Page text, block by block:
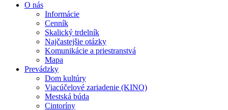
O nás
Informácie
Cenník
Skalický trdelník
Najčastejšie otázky
Komunikácie a priestranstvá
Mapa
Prevádzky
Dom kultúry
Viacúčelové zariadenie (KINO)
Mestská búda
Cintoríny